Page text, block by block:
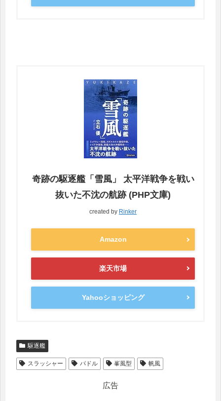
奇跡の駆逐艦「雪風」 太平洋戦争を戦い
抜いた不沈の航跡 (PHP文庫)
created by Rinker
Amazon
楽天市場
Yahooショッピング
駆逐艦
スラッシャー パドル 峯風型 帆風
広告